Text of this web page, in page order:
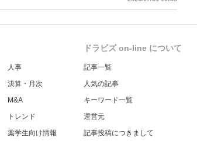
人事
決算・月次
M&A
トレンド
薬学生向け情報
ドラビズ on-line について
記事一覧
人気の記事
キーワード一覧
運営元
記事投稿につきまして